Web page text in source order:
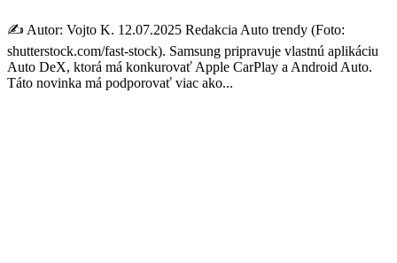
✍️ Autor: Vojto K. 12.07.2025 Redakcia Auto trendy (Foto:
shutterstock.com/fast-stock). Samsung pripravuje vlastnú aplikáciu
Auto DeX, ktorá má konkurovať Apple CarPlay a Android Auto.
Táto novinka má podporovať viac ako...